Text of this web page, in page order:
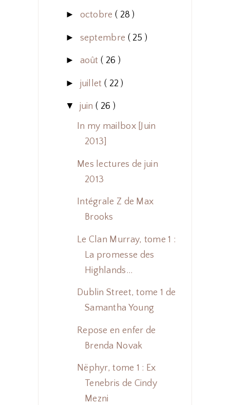
► octobre ( 28 )
► septembre ( 25 )
► août ( 26 )
► juillet ( 22 )
▼ juin( 26 )
In my mailbox [Juin
2013]
Mes lectures de juin
2013
Intégrale Z de Max
Brooks
Le Clan Murray, tome 1 :
La promesse des
Highlands...
Dublin Street, tome 1 de
Samantha Young
Repose en enfer de
Brenda Novak
Nëphyr, tome 1 : Ex
Tenebris de Cindy
Mezni